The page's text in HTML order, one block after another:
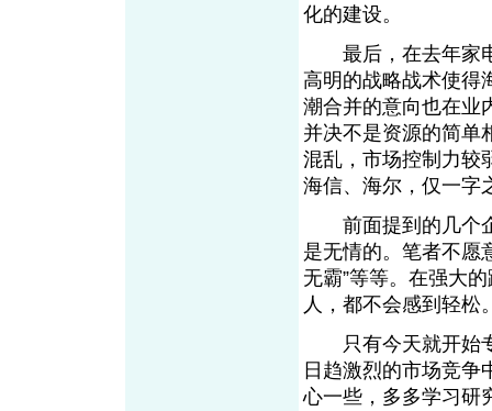
化的建设。
最后，在去年家
高明的战略战术使得
潮合并的意向也在业
并决不是资源的简单
混乱，市场控制力较
海信、海尔，仅一字
前面提到的几个企
是无情的。笔者不愿
无霸”等等。在强大
人，都不会感到轻松
只有今天就开始专
日趋激烈的市场竞争
心一些，多多学习研